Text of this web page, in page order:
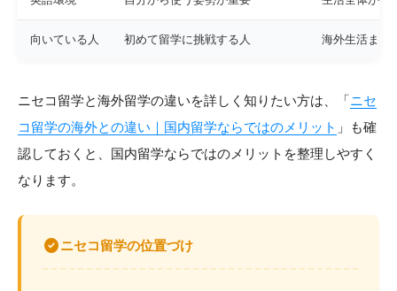
向いている人 初めて留学に挑戦する人 海外生活まで
ニセコ留学と海外留学の違いを詳しく知りたい方は、「ニセ
コ留学の海外との違い｜国内留学ならではのメリット 」も確
認しておくと、国内留学ならではのメリットを整理しやすく
なります。
check_circleニセコ留学の位置づけ